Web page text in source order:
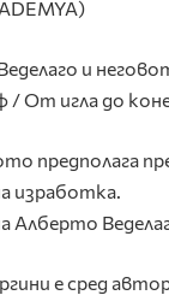
и
От игла до
предполага
изработка.
е сред